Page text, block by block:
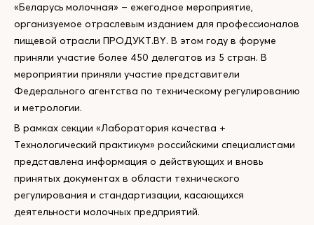
«Беларусь молочная» – ежегодное мероприятие,
организуемое отраслевым изданием для профессионалов
пищевой отрасли ПРОДУКТ.BY. В этом году в форуме
приняли участие более 450 делегатов из 5 стран. В
мероприятии приняли участие представители
Федерального агентства по техническому регулированию
и метрологии.
В рамках секции «Лаборатория качества +
Технологический практикум» российскими специалистами
представлена информация о действующих и вновь
принятых документах в области технического
регулирования и стандартизации, касающихся
деятельности молочных предприятий.